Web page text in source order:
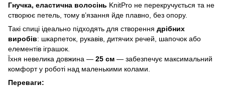
Гнучка, еластична волосінь KnitPro не перекручується та не
створює петель, тому в’язання йде плавно, без опору.
Такі спиці ідеально підходять для створення дрібних
виробів: шкарпеток, рукавів, дитячих речей, шапочок або
елементів іграшок.
Їхня невелика довжина — 25 см — забезпечує максимальний
комфорт у роботі над маленькими колами.
Переваги: